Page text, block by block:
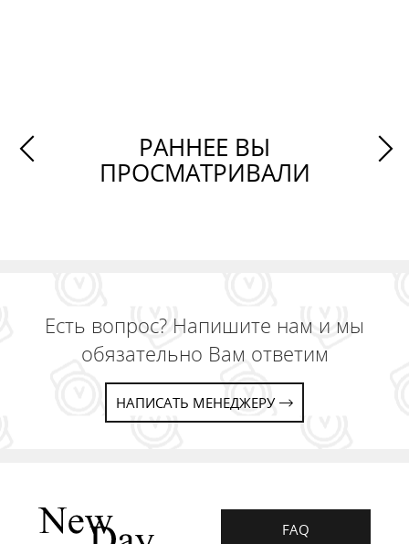
РАННЕЕ ВЫ
ПРОСМАТРИВАЛИ
Есть вопрос? Напишите нам и мы
обязательно Вам ответим
НАПИСАТЬ МЕНЕДЖЕРУ
FAQ